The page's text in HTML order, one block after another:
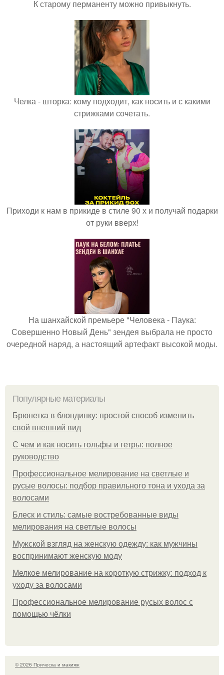
К старому перманенту можно привыкнуть.
Челка - шторка: кому подходит, как носить и с какими
стрижками сочетать.
Приходи к нам в прикиде в стиле 90 х и получай подарки
от руки вверх!
На шанхайской премьере "Человека - Паука:
Совершенно Новый День" зендея выбрала не просто
очередной наряд, а настоящий артефакт высокой моды.
Популярные материалы
Брюнетка в блондинку: простой способ изменить
свой внешний вид
С чем и как носить гольфы и гетры: полное
руководство
Профессиональное мелирование на светлые и
русые волосы: подбор правильного тона и ухода за
волосами
Блеск и стиль: самые востребованные виды
мелирования на светлые волосы
Мужской взгляд на женскую одежду: как мужчины
воспринимают женскую моду
Мелкое мелирование на короткую стрижку: подход к
уходу за волосами
Профессиональное мелирование русых волос с
помощью чёлки
© 2026 Прическа и макияж